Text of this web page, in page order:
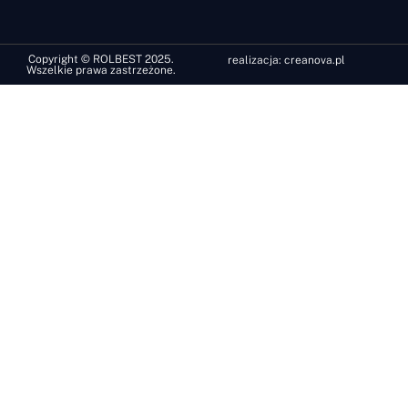
Copyright © ROLBEST 2025.
Wszelkie prawa zastrzeżone.
realizacja:creanova.pl